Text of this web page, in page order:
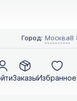
Город: Москва8
ЗаказыИзбранное